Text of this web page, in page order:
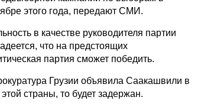
этого года, передают СМИ.
в качестве руководителя партии
что на предстоящих
партия сможет победить.
Грузии объявила Саакашвили в
страны, то будет задержан.